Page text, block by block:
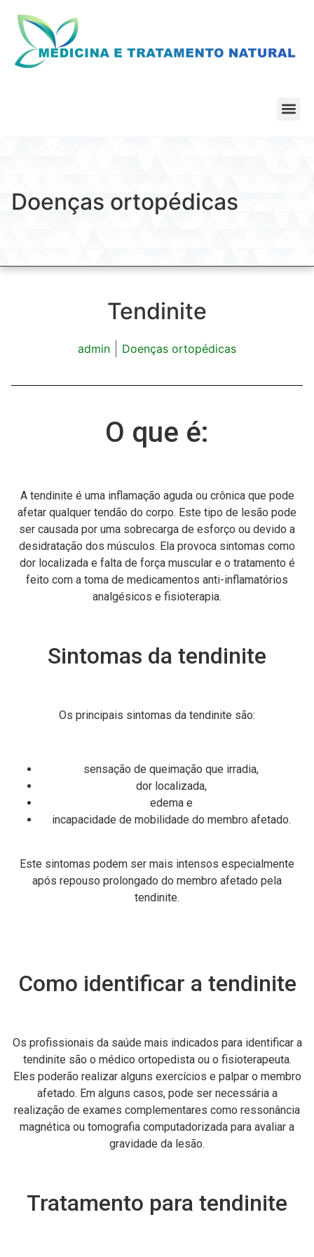
Doenças ortopédicas
Tendinite
admin Doenças ortopédicas
O que é:
A tendinite é uma inflamação aguda ou crônica que pode
afetar qualquer tendão do corpo. Este tipo de lesão pode
ser causada por uma sobrecarga de esforço ou devido a
desidratação dos músculos. Ela provoca sintomas como
dor localizada e falta de força muscular e o tratamento é
feito com a toma de medicamentos anti-inflamatórios
analgésicos e fisioterapia.
Sintomas da tendinite
Os principais sintomas da tendinite são:
sensação de queimação que irradia,
dor localizada,
edema e
incapacidade de mobilidade do membro afetado.
Este sintomas podem ser mais intensos especialmente
após repouso prolongado do membro afetado pela
tendinite.
Como identificar a tendinite
Os profissionais da saúde mais indicados para identificar a
tendinite são o médico ortopedista ou o fisioterapeuta.
Eles poderão realizar alguns exercícios e palpar o membro
afetado. Em alguns casos, pode ser necessária a
realização de exames complementares como ressonância
magnética ou tomografia computadorizada para avaliar a
gravidade da lesão.
Tratamento para tendinite